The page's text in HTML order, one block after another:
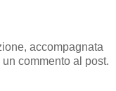
accompagnata
commento al post.